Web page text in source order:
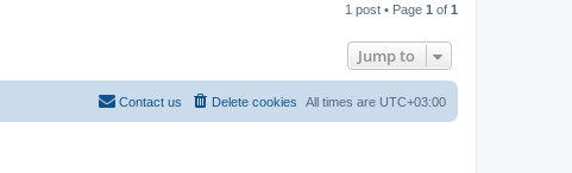
p
1 post • Page 1 of 1
Jump to
All times are UTC+03:00
Delete cookies
Contact us